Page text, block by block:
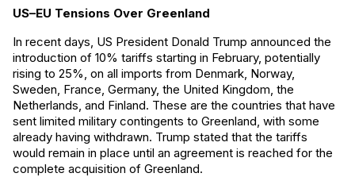
US–EU Tensions Over Greenland
In recent days, US President Donald Trump announced the
introduction of 10% tariffs starting in February, potentially
rising to 25%, on all imports from Denmark, Norway,
Sweden, France, Germany, the United Kingdom, the
Netherlands, and Finland. These are the countries that have
sent limited military contingents to Greenland, with some
already having withdrawn. Trump stated that the tariffs
would remain in place until an agreement is reached for the
complete acquisition of Greenland.